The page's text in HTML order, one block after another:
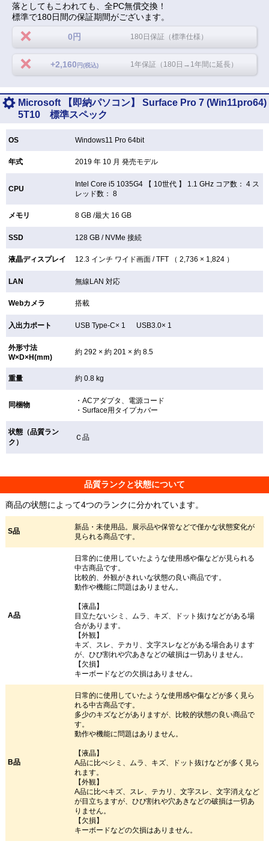
落としてもこわれても、全PC無償交換！
標準で180日間の保証期間がございます。
0円 180日保証（標準仕様）
+2,160 円(税込) 1年保証（180日→1年間に延長）
Microsoft 【即納パソコン】 Surface Pro 7 (Win11pro64)
5T10 標準スペック
OS Windows11 Pro 64bit
年式 2019 年 10 月 発売モデル
CPU
Intel Core i5 1035G4 【 10世代 】 1.1 GHz コア数： 4 ス
レッド数： 8
メモリ 8 GB /最大 16 GB
SSD 128 GB / NVMe 接続
液晶ディスプレイ 12.3 インチ ワイド画面 /TFT （ 2,736 × 1,824 ）
LAN 無線LAN対応
Webカメラ 搭載
入出力ポート USB Type-C× 1 USB3.0× 1
外形寸法
W×D×H(mm)
約 292 × 約 201 × 約 8.5
重量 約 0.8 kg
同梱物
・ACアダプタ、電源コード
・Surface用タイプカバー
状態（品質ラン
ク）
Ｃ品
品質ランクと状態について
商品の状態によって4つのランクに分かれています。
S品
新品・未使用品。展示品や保管などで僅かな状態変化が
見られる商品です。
A品
日常的に使用していたような使用感や傷などが見られる
中古商品です。
比較的、外観がきれいな状態の良い商品です。
動作や機能に問題はありません。
【液晶】
目立たないシミ、ムラ、キズ、ドット抜けなどがある場
合があります。
【外観】
キズ、スレ、テカリ、文字スレなどがある場合あります
が、ひび割れや穴あきなどの破損は一切ありません。
【欠損】
キーボードなどの欠損はありません。
B品
日常的に使用していたような使用感や傷などが多く見ら
れる中古商品です。
多少のキズなどがありますが、比較的状態の良い商品で
す。
動作や機能に問題はありません。
【液晶】
A品に比べシミ、ムラ、キズ、ドット抜けなどが多く見ら
れます。
【外観】
A品に比べキズ、スレ、テカリ、文字スレ、文字消えなど
が目立ちますが、ひび割れや穴あきなどの破損は一切あ
りません。
【欠損】
キーボードなどの欠損はありません。